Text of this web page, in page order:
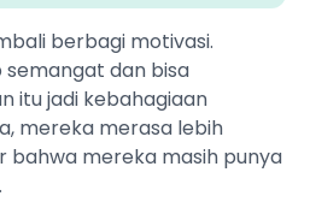
berbagi motivasi.
dan bisa
itu jadi kebahagiaan
mereka merasa lebih
bahwa mereka masih punya